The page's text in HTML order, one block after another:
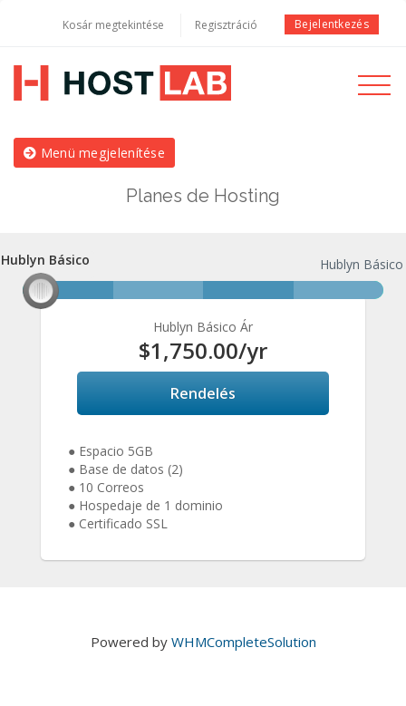
Kosár megtekintése Regisztráció Bejelentkezés
Toggle
Menü megjelenítése
Planes de Hosting
Hublyn Básico
Hublyn Básico Hublyn
Hublyn Básico Ár
$1,750.00/yr
Rendelés
● Espacio 5GB
● Base de datos (2)
● 10 Correos
● Hospedaje de 1 dominio
● Certificado SSL
Powered by WHMCompleteSolution